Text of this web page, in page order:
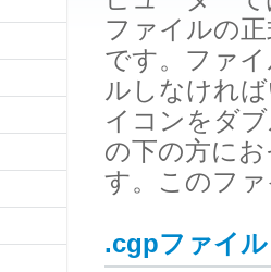
ファイルの
です。ファ
ルしなけれ
イコンをダ
の下の方に
す。このフ
.cgpファイル